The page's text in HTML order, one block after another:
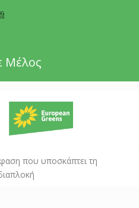
Μέλος
που υποσκάπτει τη